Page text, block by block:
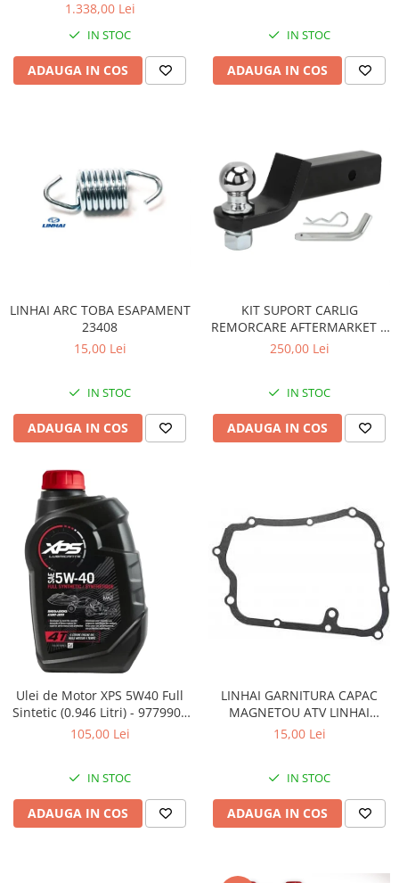
Sistem Alimentare
Piese Snowmobil
Plastice
Aparatoare
Sistem de Răcire
Pompe Apa
Radiatoare
ventilator
1.338,00 Lei
IN STOC
ADAUGA IN COS
IN STOC
ADAUGA IN COS
LINHAI ARC TOBA ESAPAMENT
23408
15,00 Lei
IN STOC
ADAUGA IN COS
KIT SUPORT CARLIG
REMORCARE AFTERMARKET 2
INCH CU BILA SI STIFT 3.4
250,00 Lei
IN STOC
ADAUGA IN COS
Ulei de Motor XPS 5W40 Full
Sintetic (0.946 Litri) - 9779900
CAN AM
105,00 Lei
IN STOC
ADAUGA IN COS
LINHAI GARNITURA CAPAC
MAGNETOU ATV LINHAI
260/300/400 - 23617
15,00 Lei
IN STOC
ADAUGA IN COS